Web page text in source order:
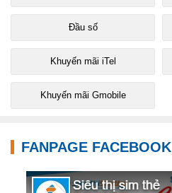
Đầu số
Khuyến mãi iTel
Khuyến mãi Gmobile
FANPAGE FACEBOOK